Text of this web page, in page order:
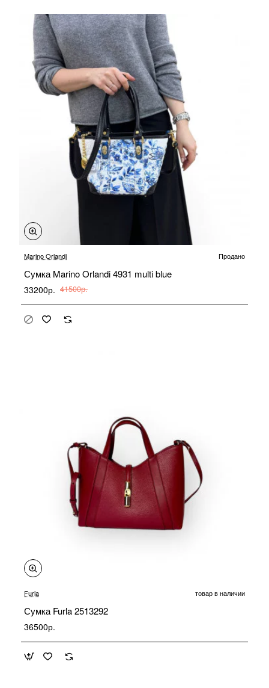
Продано
-20%
Marino Orlandi Продано
Сумка Marino Orlandi 4931 multi blue
33200р. 41500р.
Furla товар в наличии
Сумка Furla 2513292
36500р.